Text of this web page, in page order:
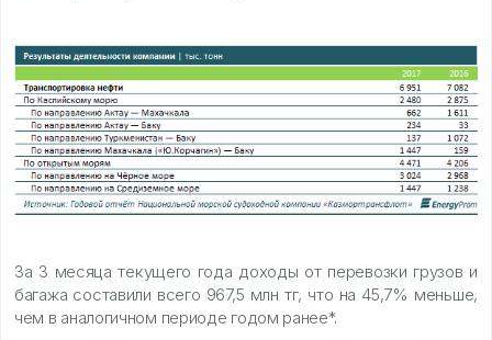
За 3 месяца текущего года доходы от перевозки грузов и
багажа составили всего 967,5 млн тг, что на 45,7% меньше,
чем в аналогичном периоде годом ранее*.